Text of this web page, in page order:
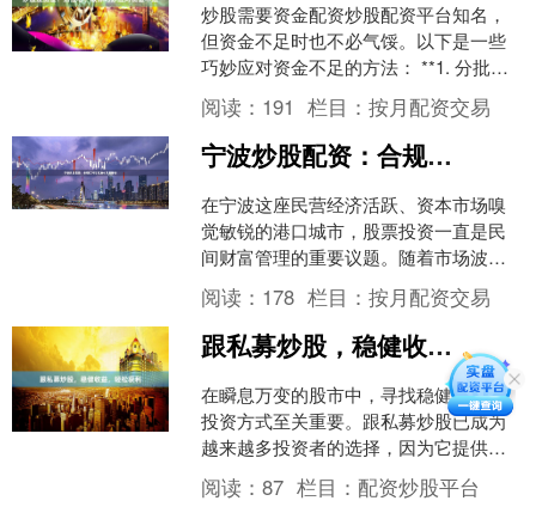
炒股需要资金配资炒股配资平台知名，
但资金不足时也不必气馁。以下是一些
巧妙应对资金不足的方法： **1. 分批入
场：** 不要一次性投入所有资金。将资
金分批投入，....
阅读： 191 栏目：按月配资交易
宁波炒股配资：合规杠杆与本地化策略解析
在宁波这座民营经济活跃、资本市场嗅
觉敏锐的港口城市，股票投资一直是民
间财富管理的重要议题。随着市场波动
与投资需求的演变配资炒股配资平台知
名，“炒股配资”这一放大....
阅读： 178 栏目：按月配资交易
跟私募炒股，稳健收益，轻松获利
在瞬息万变的股市中，寻找稳健收益的
投资方式至关重要。跟私募炒股已成为
越来越多投资者的选择，因为它提供了
以下优势： **专业管理：**私募基金由经
验丰富的投资经理....
阅读：87 栏目：配资炒股平台